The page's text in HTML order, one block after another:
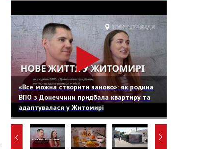
«Все можна створити заново»: як родина
ВПО з Донеччини придбала квартиру та
адаптувалася у Житомирі